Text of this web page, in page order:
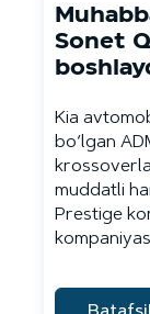
Sonet
Kia
bo‘lgan
muddatli
Prestige